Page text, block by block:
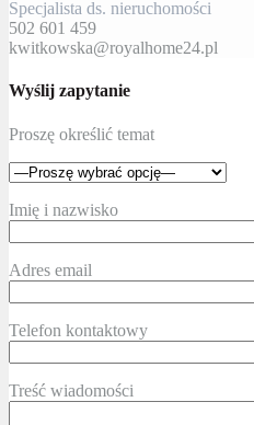
Specjalista ds. nieruchomości
502 601 459
kwitkowska@royalhome24.pl
Wyślij zapytanie
Proszę określić temat
Imię i nazwisko
Adres email
Telefon kontaktowy
Treść wiadomości